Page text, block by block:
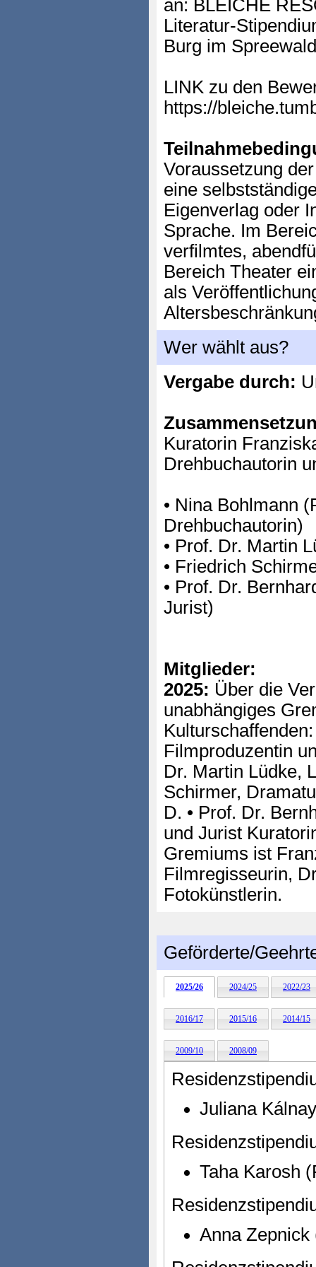
an: BLEICHE
Literatur-
Burg im
LINK zu den
https://
Voraussetzung
eine
Eigenverlag oder
Sprache. Im
verfilmtes,
Bereich Theater
als
Wer wählt aus?
Vergabe durch:
Kuratorin
Drehbuchautorin
• Nina Bohlmann
Drehbuchautorin)
• Prof. Dr. Martin
• Friedrich
• Prof. Dr.
Jurist)
Mitglieder:
2025: Über die
unabhängiges
Filmproduzentin
Dr. Martin Lüdke,
Schirmer,
D. • Prof. Dr.
und Jurist
Gremiums ist
Filmregisseurin,
Fotokünstlerin.
Geförderte/
2025/26 2024/25 2022/23
2016/17 2015/16 2014/15
2009/10 2008/09
Juliana
Taha Karosh
Anna Zepnick